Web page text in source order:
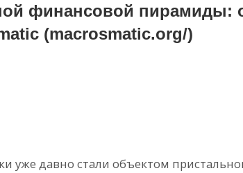
финансовой пирамиды:
(macrosmatic.org/)
уже давно стали объектом